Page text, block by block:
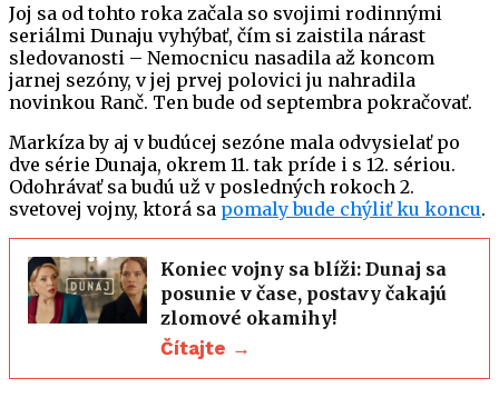
Joj sa od tohto roka začala so svojimi rodinnými
seriálmi Dunaju vyhýbať, čím si zaistila nárast
sledovanosti – Nemocnicu nasadila až koncom
jarnej sezóny, v jej prvej polovici ju nahradila
novinkou Ranč. Ten bude od septembra pokračovať.
Markíza by aj v budúcej sezóne mala odvysielať po
dve série Dunaja, okrem 11. tak príde i s 12. sériou.
Odohrávať sa budú už v posledných rokoch 2.
svetovej vojny, ktorá sa pomaly bude chýliť ku koncu.
Koniec vojny sa blíži: Dunaj sa
posunie v čase, postavy čakajú
zlomové okamihy!
Čítajte →